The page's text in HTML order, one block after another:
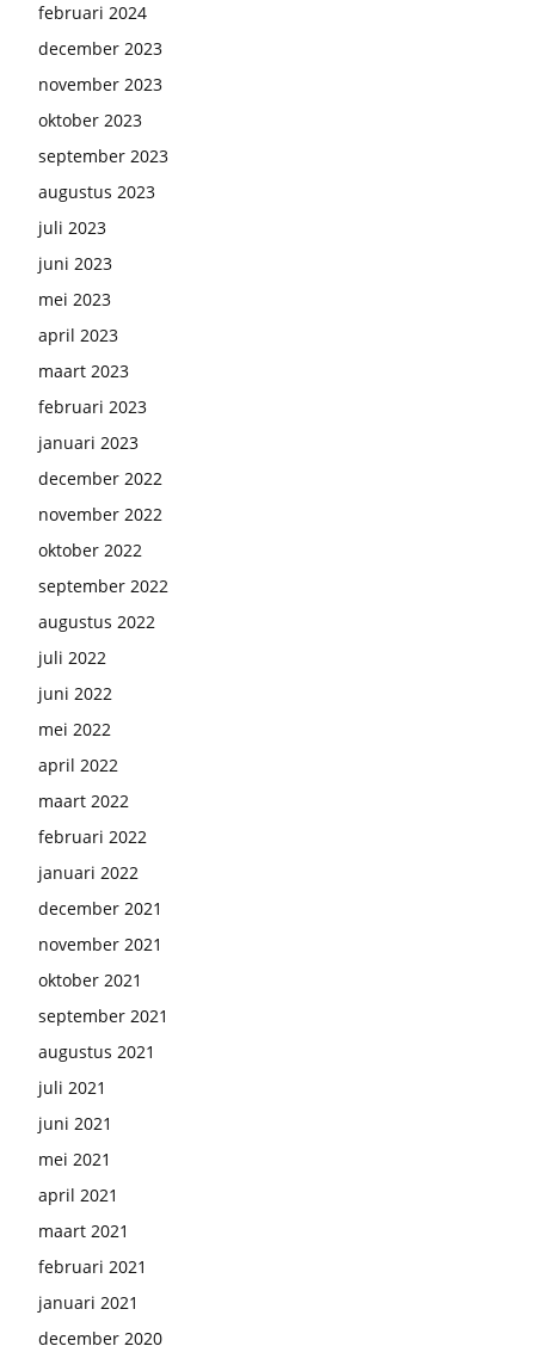
februari 2024
december 2023
november 2023
oktober 2023
september 2023
augustus 2023
juli 2023
juni 2023
mei 2023
april 2023
maart 2023
februari 2023
januari 2023
december 2022
november 2022
oktober 2022
september 2022
augustus 2022
juli 2022
juni 2022
mei 2022
april 2022
maart 2022
februari 2022
januari 2022
december 2021
november 2021
oktober 2021
september 2021
augustus 2021
juli 2021
juni 2021
mei 2021
april 2021
maart 2021
februari 2021
januari 2021
december 2020